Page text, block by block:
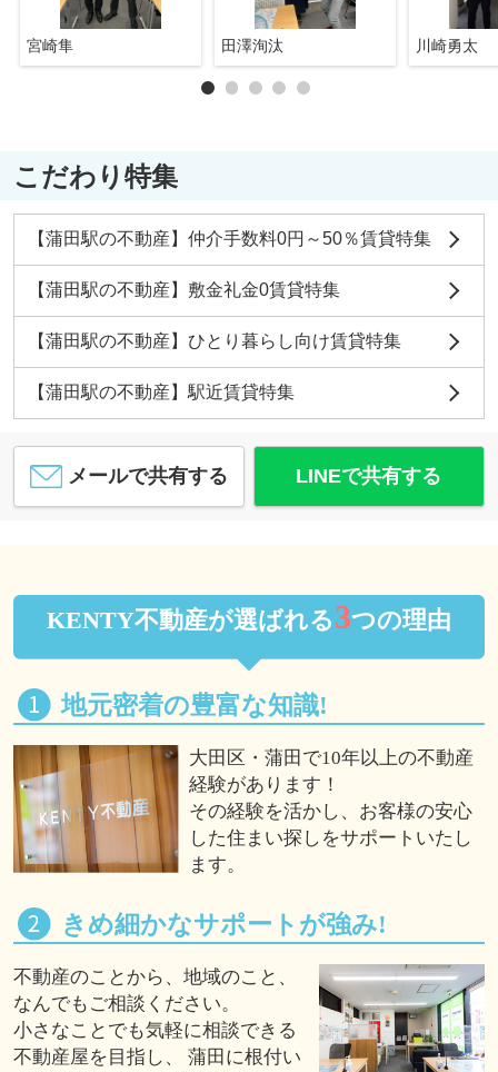
宮崎隼 田澤洵汰 川崎勇太
こだわり特集
【蒲田駅の不動産】仲介手数料0円～50％賃貸特集
【蒲田駅の不動産】敷金礼金0賃貸特集
【蒲田駅の不動産】ひとり暮らし向け賃貸特集
【蒲田駅の不動産】駅近賃貸特集
メールで共有する LINEで共有する
KENTY不動産が選ばれる3つの理由
地元密着の豊富な知識!
大田区・蒲田で10年以上の不動産
経験があります！
その経験を活かし、お客様の安心
した住まい探しをサポートいたし
ます。
きめ細かなサポートが強み!
不動産のことから、地域のこと、
なんでもご相談ください。
小さなことでも気軽に相談できる
不動産屋を目指し、 蒲田に根付い